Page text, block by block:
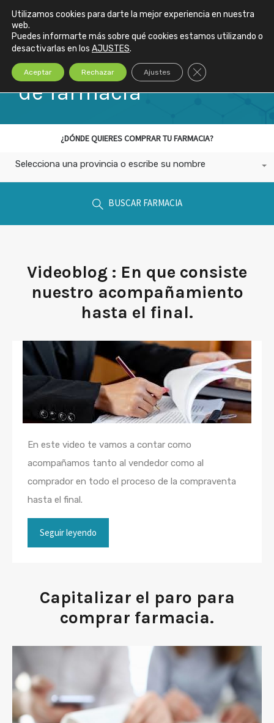
Todas las
publicaciones de la
Categoría: trasapaso
de farmacia
¿DÓNDE QUIERES COMPRAR TU FARMACIA?
Selecciona una provincia o escribe su nombre
BUSCAR FARMACIA
Videoblog : En que consiste
nuestro acompañamiento
hasta el final.
En este video te vamos a contar como
acompañamos tanto al vendedor como al
comprador en todo el proceso de la compraventa
hasta el final.
Seguir leyendo
Capitalizar el paro para
comprar farmacia.
Utilizamos cookies para darte la mejor experiencia en nuestra
web.
Puedes informarte más sobre qué cookies estamos utilizando o
desactivarlas en los AJUSTES.
Aceptar Rechazar Ajustes Cerrar el banner de